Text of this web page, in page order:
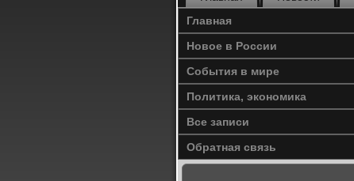
Главная
Новое в России
События в мире
Политика, экономика
Все записи
Обратная связь